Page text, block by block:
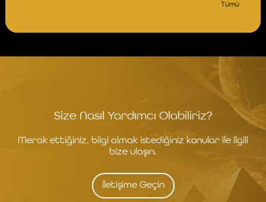
Tümü
Size Nasıl Yardımcı Olabiliriz?
Merak ettiğiniz, bilgi almak istediğiniz konular ile ilgili
bize ulaşın.
İletişime Geçin